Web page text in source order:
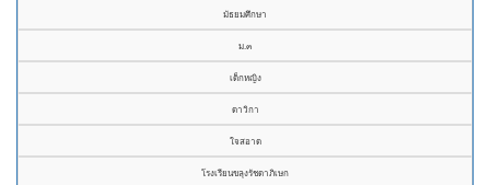
มัธยมศึกษา
ม.๓
เด็กหญิง
ดาวิกา
ใจสอาด
โรงเรียนขลุงรัชดาภิเษก